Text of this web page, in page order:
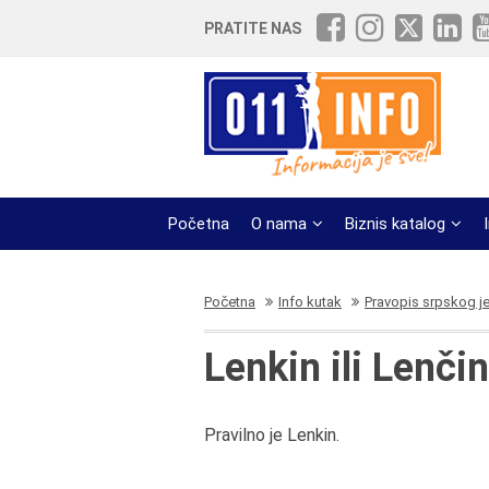
PRATITE NAS
Početna O nama Biznis katalog
Početna Info kutak Pravopis srpskog
Lenkin ili
Pravilno je Lenkin.